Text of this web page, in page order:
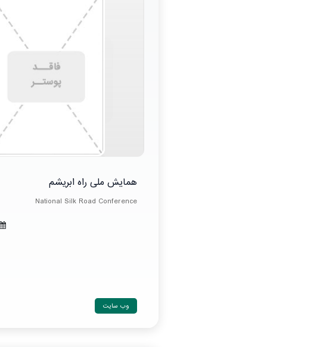
همایش ملی راه ابریشم
National Silk Road Conference
وب سایت